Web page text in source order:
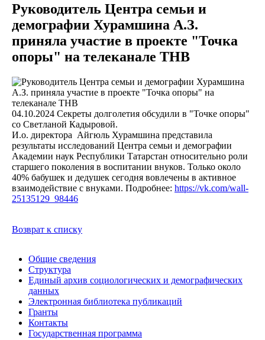
Руководитель Центра семьи и
демографии Хурамшина А.З.
приняла участие в проекте "Точка
опоры" на телеканале ТНВ
04.10.2024 Секреты долголетия обсудили в "Точке опоры"
со Светланой Кадыровой.
И.о. директора Айгюль Хурамшина представила
результаты исследований Центра семьи и демографии
Академии наук Республики Татарстан относительно роли
старшего поколения в воспитании внуков. Только около
40% бабушек и дедушек сегодня вовлечены в активное
взаимодействие с внуками. Подробнее: https://vk.com/wall-
25135129_98446
Возврат к списку
Общие сведения
Структура
Единый архив социологических и демографических
данных
Электронная библиотека публикаций
Гранты
Контакты
Государственная программа